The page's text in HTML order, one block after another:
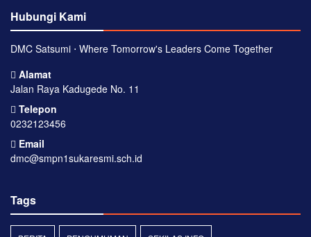
Hubungi Kami
DMC Satsumi ⋅ Where Tomorrow's Leaders Come Together
Alamat
Jalan Raya Kadugede No. 11
Telepon
0232123456
Email
dmc@smpn1sukaresmi.sch.id
Tags